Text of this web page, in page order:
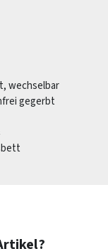
wechselbar
gegerbt